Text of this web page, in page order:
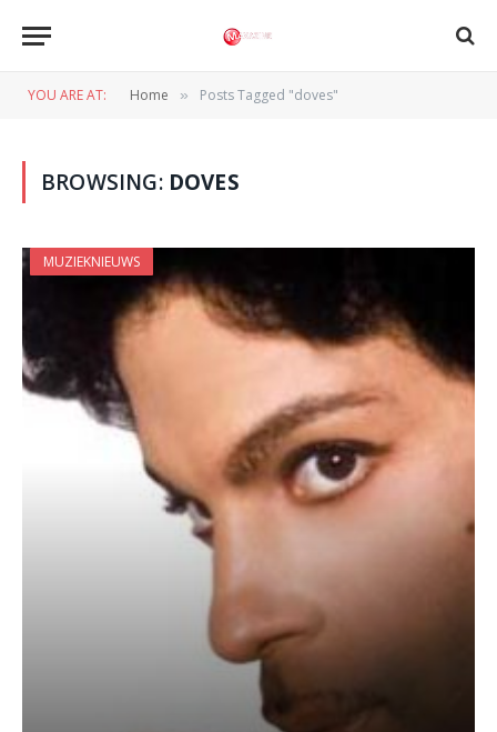
YOU ARE AT: Home » Posts Tagged "doves"
BROWSING: DOVES
MUZIEKNIEUWS